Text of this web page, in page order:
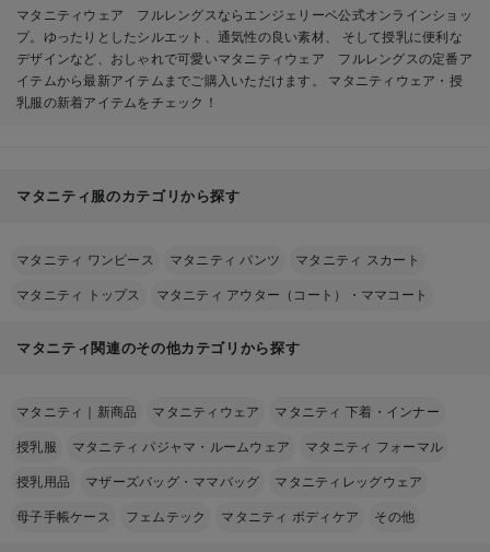
マタニティウェア フルレングスならエンジェリーベ公式オンラインショッ
プ。ゆったりとしたシルエット、通気性の良い素材、 そして授乳に便利な
デザインなど、おしゃれで可愛いマタニティウェア フルレングスの定番ア
イテムから最新アイテムまでご購入いただけます。 マタニティウェア・授
乳服の新着アイテムをチェック！
マタニティ服のカテゴリから探す
マタニティ ワンピース マタニティ パンツ マタニティ スカート
マタニティ トップス マタニティ アウター（コート）・ママコート
マタニティ関連のその他カテゴリから探す
マタニティ｜新商品 マタニティウェア マタニティ 下着・インナー
授乳服 マタニティ パジャマ・ルームウェア マタニティ フォーマル
授乳用品 マザーズバッグ・ママバッグ マタニティレッグウェア
母子手帳ケース フェムテック マタニティ ボディケア その他